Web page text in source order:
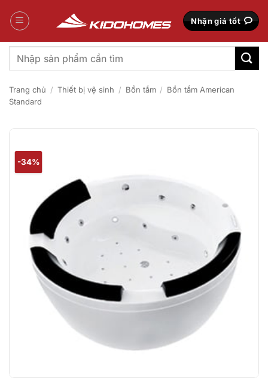
qua
Nhận giá tốt
Tìm
kiếm:
Trang chủ / Thiết bị vệ sinh / Bồn tắm / Bồn tắm American
Standard
-34%